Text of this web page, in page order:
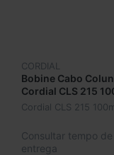
CORDIAL
Bobine Cabo
Cordial CLS 215
Cordial CLS 215
Consultar tempo de
entrega